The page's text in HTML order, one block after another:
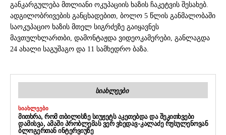
განკარგულება მთლიანი ოკუპაციის ხაზის ჩაკეტვის შესახებ.
ადგილობრივების განცხადებით, ბოლო 5 წლის განმალობაში
საოკუპაციო ხაზის მთელ სიგრძეზე გაიყავნეს
მავთულხლართბი, დამონტაჟდა ვიდეოკამერები, განლაგდა
24 ახალი საგუშაგო და 11 სამხედრო ბაზა.
ᲡᲘᲐᲮᲚᲔᲔᲑᲘ
ᲡᲘᲐᲮᲚᲔᲔᲑᲘ
ᲛᲘᲗᲮᲠᲐ, ᲠᲝᲛ ᲗᲑᲘᲚᲘᲡᲖᲔ ᲡᲘᲣᲟᲔᲢᲡ ᲐᲙᲔᲗᲔᲑᲓᲐ ᲓᲐ ᲨᲔᲙᲘᲗᲮᲕᲔᲑᲘ
ᲓᲐᲛᲘᲡᲕᲐ, ᲐᲛᲐᲨᲘ ᲞᲠᲝᲑᲚᲔᲛᲐᲡ ᲕᲔᲠ ᲕᲮᲔᲓᲐᲕ-ᲙᲐᲚᲐᲫᲔ ᲠᲣᲡᲣᲚᲔᲜᲝᲕᲐᲜ
ᲑᲚᲝᲒᲔᲠᲗᲐᲜ ᲘᲜᲢᲔᲠᲕᲘᲣᲖᲔ